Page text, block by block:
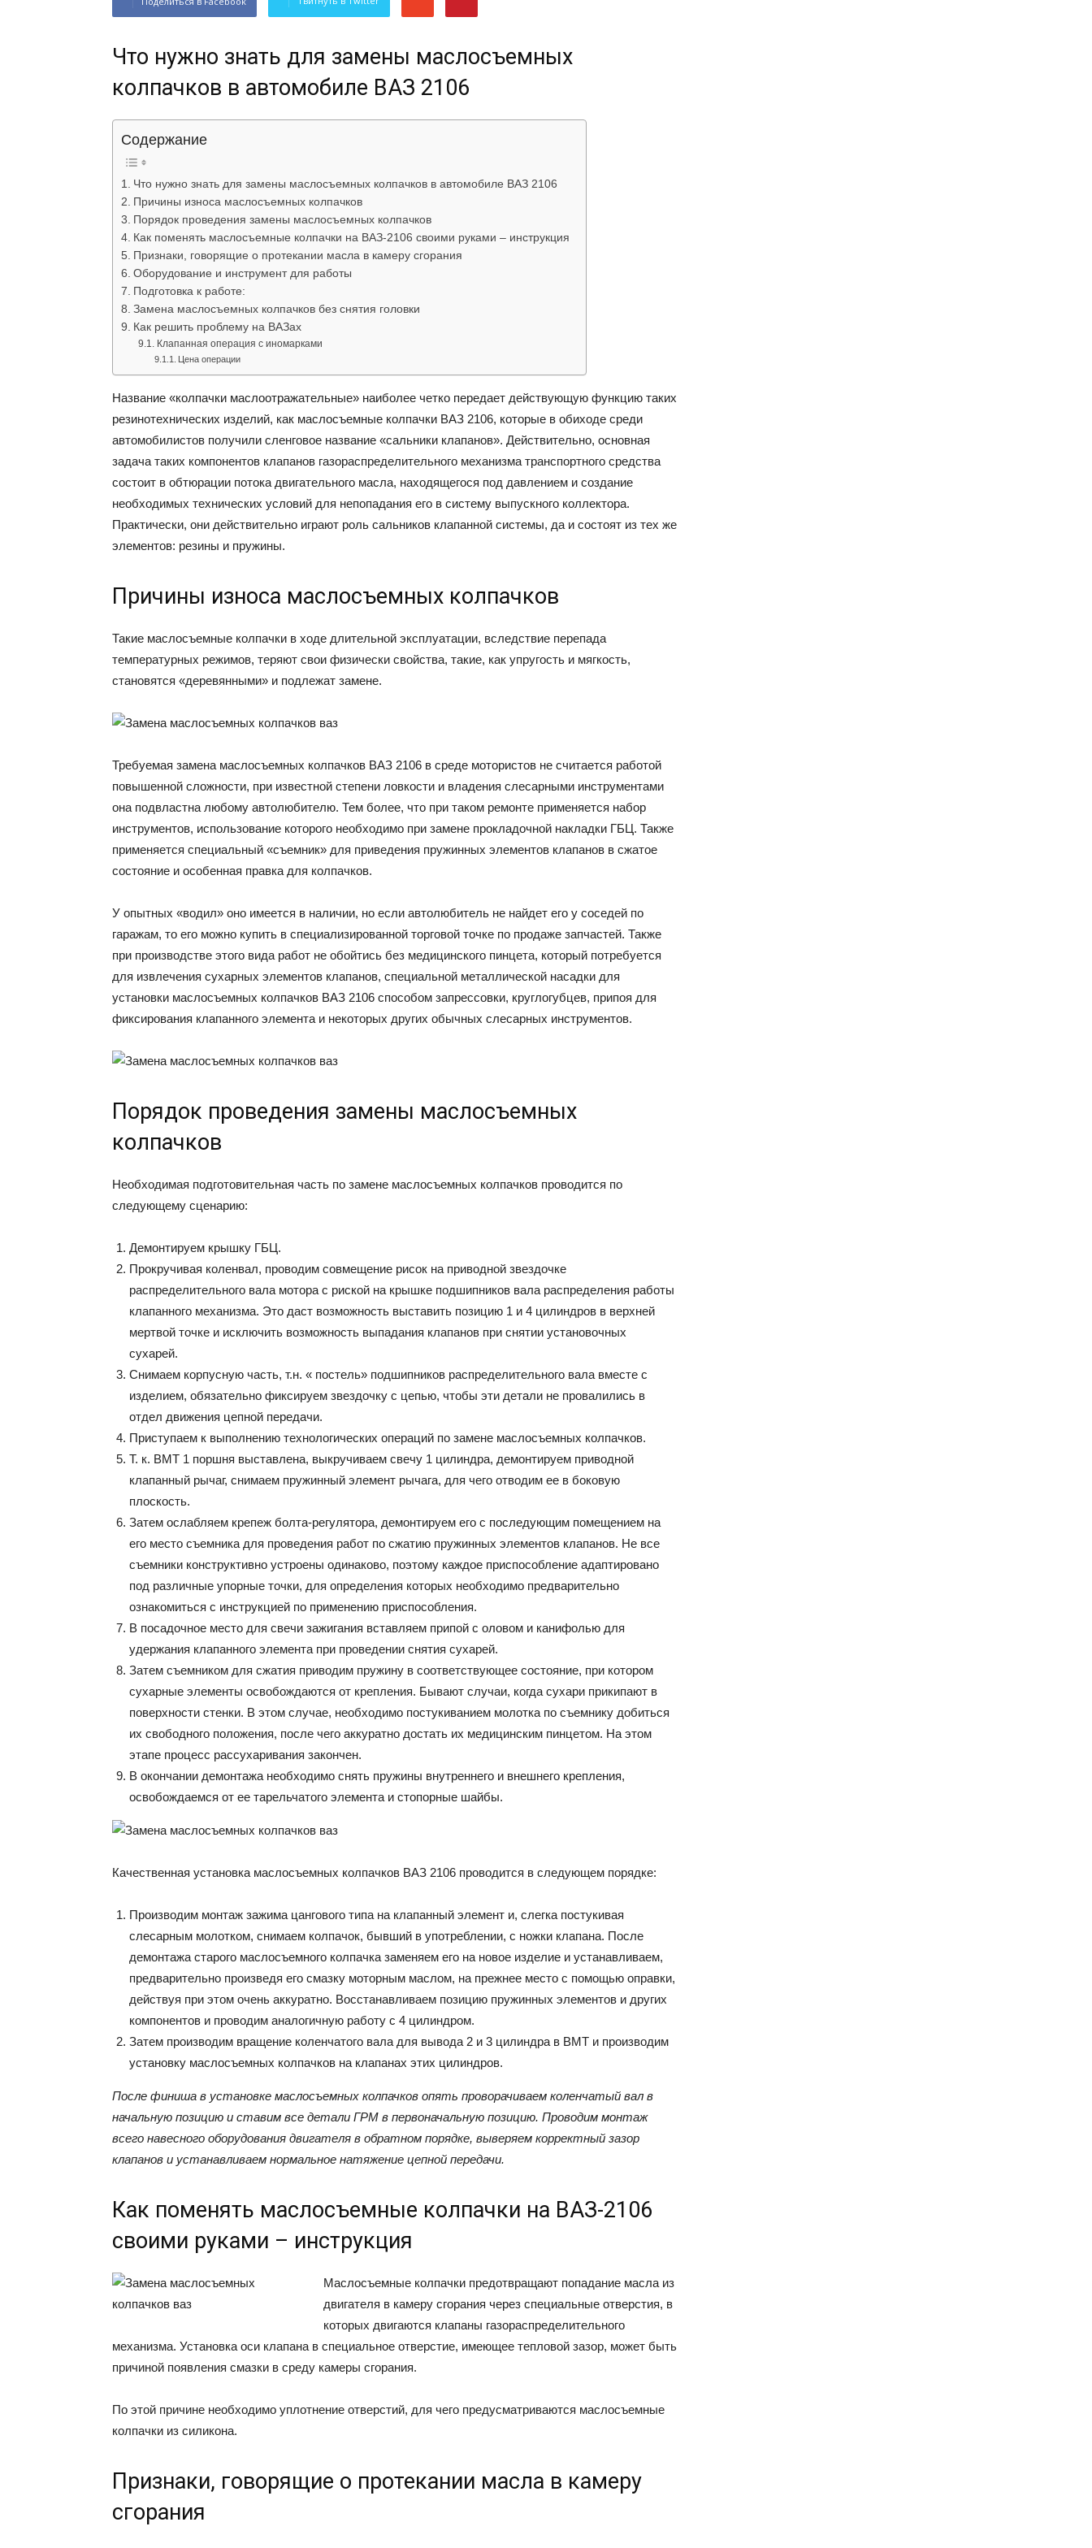
Что нужно знать для замены маслосъемных
колпачков в автомобиле ВАЗ 2106
Содержание
Что нужно знать для замены маслосъемных колпачков в автомобиле ВАЗ 2106
Причины износа маслосъемных колпачков
Порядок проведения замены маслосъемных колпачков
Как поменять маслосъемные колпачки на ВАЗ-2106 своими руками – инструкция
Признаки, говорящие о протекании масла в камеру сгорания
Оборудование и инструмент для работы
Подготовка к работе:
Замена маслосъемных колпачков без снятия головки
Как решить проблему на ВАЗах
Клапанная операция с иномарками
Цена операции
Название «колпачки маслоотражательные» наиболее четко передает действующую функцию таких
резинотехнических изделий, как маслосъемные колпачки ВАЗ 2106, которые в обиходе среди
автомобилистов получили сленговое название «сальники клапанов». Действительно, основная
задача таких компонентов клапанов газораспределительного механизма транспортного средства
состоит в обтюрации потока двигательного масла, находящегося под давлением и создание
необходимых технических условий для непопадания его в систему выпускного коллектора.
Практически, они действительно играют роль сальников клапанной системы, да и состоят из тех же
элементов: резины и пружины.
Причины износа маслосъемных колпачков
Такие маслосъемные колпачки в ходе длительной эксплуатации, вследствие перепада
температурных режимов, теряют свои физически свойства, такие, как упругость и мягкость,
становятся «деревянными» и подлежат замене.
Требуемая замена маслосъемных колпачков ВАЗ 2106 в среде мотористов не считается работой
повышенной сложности, при известной степени ловкости и владения слесарными инструментами
она подвластна любому автолюбителю. Тем более, что при таком ремонте применяется набор
инструментов, использование которого необходимо при замене прокладочной накладки ГБЦ. Также
применяется специальный «съемник» для приведения пружинных элементов клапанов в сжатое
состояние и особенная правка для колпачков.
У опытных «водил» оно имеется в наличии, но если автолюбитель не найдет его у соседей по
гаражам, то его можно купить в специализированной торговой точке по продаже запчастей. Также
при производстве этого вида работ не обойтись без медицинского пинцета, который потребуется
для извлечения сухарных элементов клапанов, специальной металлической насадки для
установки маслосъемных колпачков ВАЗ 2106 способом запрессовки, круглогубцев, припоя для
фиксирования клапанного элемента и некоторых других обычных слесарных инструментов.
Порядок проведения замены маслосъемных
колпачков
Необходимая подготовительная часть по замене маслосъемных колпачков проводится по
следующему сценарию:
Демонтируем крышку ГБЦ.
Прокручивая коленвал, проводим совмещение рисок на приводной звездочке
распределительного вала мотора с риской на крышке подшипников вала распределения работы
клапанного механизма. Это даст возможность выставить позицию 1 и 4 цилиндров в верхней
мертвой точке и исключить возможность выпадания клапанов при снятии установочных
сухарей.
Снимаем корпусную часть, т.н. « постель» подшипников распределительного вала вместе с
изделием, обязательно фиксируем звездочку с цепью, чтобы эти детали не провалились в
отдел движения цепной передачи.
Приступаем к выполнению технологических операций по замене маслосъемных колпачков.
Т. к. ВМТ 1 поршня выставлена, выкручиваем свечу 1 цилиндра, демонтируем приводной
клапанный рычаг, снимаем пружинный элемент рычага, для чего отводим ее в боковую
плоскость.
Затем ослабляем крепеж болта-регулятора, демонтируем его с последующим помещением на
его место съемника для проведения работ по сжатию пружинных элементов клапанов. Не все
съемники конструктивно устроены одинаково, поэтому каждое приспособление адаптировано
под различные упорные точки, для определения которых необходимо предварительно
ознакомиться с инструкцией по применению приспособления.
В посадочное место для свечи зажигания вставляем припой с оловом и канифолью для
удержания клапанного элемента при проведении снятия сухарей.
Затем съемником для сжатия приводим пружину в соответствующее состояние, при котором
сухарные элементы освобождаются от крепления. Бывают случаи, когда сухари прикипают в
поверхности стенки. В этом случае, необходимо постукиванием молотка по съемнику добиться
их свободного положения, после чего аккуратно достать их медицинским пинцетом. На этом
этапе процесс рассухаривания закончен.
В окончании демонтажа необходимо снять пружины внутреннего и внешнего крепления,
освобождаемся от ее тарельчатого элемента и стопорные шайбы.
Качественная установка маслосъемных колпачков ВАЗ 2106 проводится в следующем порядке:
Производим монтаж зажима цангового типа на клапанный элемент и, слегка постукивая
слесарным молотком, снимаем колпачок, бывший в употреблении, с ножки клапана. После
демонтажа старого маслосъемного колпачка заменяем его на новое изделие и устанавливаем,
предварительно произведя его смазку моторным маслом, на прежнее место с помощью оправки,
действуя при этом очень аккуратно. Восстанавливаем позицию пружинных элементов и других
компонентов и проводим аналогичную работу с 4 цилиндром.
Затем производим вращение коленчатого вала для вывода 2 и 3 цилиндра в ВМТ и производим
установку маслосъемных колпачков на клапанах этих цилиндров.
После финиша в установке маслосъемных колпачков опять проворачиваем коленчатый вал в
начальную позицию и ставим все детали ГРМ в первоначальную позицию. Проводим монтаж
всего навесного оборудования двигателя в обратном порядке, выверяем корректный зазор
клапанов и устанавливаем нормальное натяжение цепной передачи.
Как поменять маслосъемные колпачки на ВАЗ-2106
своими руками – инструкция
Маслосъемные колпачки предотвращают попадание масла из
двигателя в камеру сгорания через специальные отверстия, в
которых двигаются клапаны газораспределительного
механизма. Установка оси клапана в специальное отверстие, имеющее тепловой зазор, может быть
причиной появления смазки в среду камеры сгорания.
По этой причине необходимо уплотнение отверстий, для чего предусматриваются маслосъемные
колпачки из силикона.
Признаки, говорящие о протекании масла в камеру
сгорания